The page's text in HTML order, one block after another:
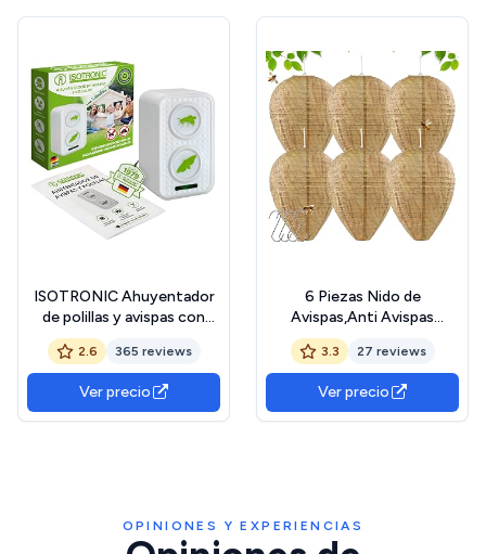
ISOTRONIC Ahuyentador
de polillas y avispas con
ultrasonidos | Repelente
acústico para polillas y
avispas | Apto para
exteriores como jardines,
balcones, terrazas, patios |
2.6 365 reviews
Ver precio
6 Piezas Nido de
Avispas,Anti Avispas
Exterior,Colgar Nido de
Avispas Falsas,Señuelo en
Forma de Nido de
Artificial,Trampas Avispas
Exterior para casa y jardín al
3.3 27 reviews
Ver precio
OPINIONES Y EXPERIENCIAS